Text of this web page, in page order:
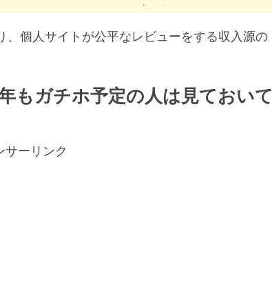
個人サイトが公平なレビューをする収入源の
もガチホ予定の人は見ておいて
サーリンク